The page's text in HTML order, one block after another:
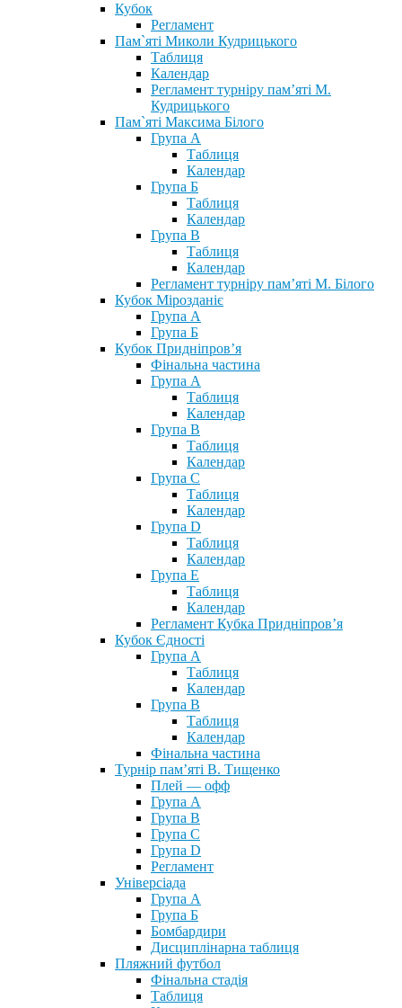
Кубок
Регламент
Пам`яті Миколи Кудрицького
Таблиця
Календар
Регламент турніру пам’яті М.
Кудрицького
Пам`яті Максима Білого
Група А
Таблиця
Календар
Група Б
Таблиця
Календар
Група В
Таблиця
Календар
Регламент турніру пам’яті М. Білого
Кубок Мірозданіє
Група А
Група Б
Кубок Придніпров’я
Фінальна частина
Група А
Таблиця
Календар
Група В
Таблиця
Календар
Група С
Таблиця
Календар
Група D
Таблиця
Календар
Група Е
Таблиця
Календар
Регламент Кубка Придніпров’я
Кубок Єдності
Група А
Таблиця
Календар
Група В
Таблиця
Календар
Фінальна частина
Турнір пам’яті В. Тищенко
Плей — офф
Група А
Група B
Група С
Група D
Регламент
Універсіада
Група А
Група Б
Бомбардири
Дисциплінарна таблиця
Пляжний футбол
Фінальна стадія
Таблиця